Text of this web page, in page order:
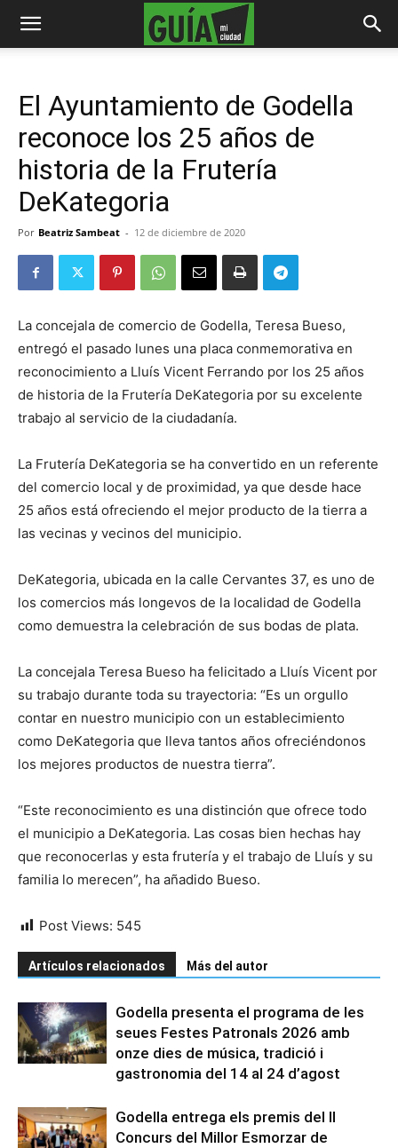
El Ayuntamiento de Godella
reconoce los 25 años de
historia de la Frutería
DeKategoria
Por Beatriz Sambeat - 12 de diciembre de 2020
La concejala de comercio de Godella, Teresa Bueso,
entregó el pasado lunes una placa conmemorativa en
reconocimiento a Lluís Vicent Ferrando por los 25 años
de historia de la Frutería DeKategoria por su excelente
trabajo al servicio de la ciudadanía.
La Frutería DeKategoria se ha convertido en un referente
del comercio local y de proximidad, ya que desde hace
25 años está ofreciendo el mejor producto de la tierra a
las vecinas y vecinos del municipio.
DeKategoria, ubicada en la calle Cervantes 37, es uno de
los comercios más longevos de la localidad de Godella
como demuestra la celebración de sus bodas de plata.
La concejala Teresa Bueso ha felicitado a Lluís Vicent por
su trabajo durante toda su trayectoria: “Es un orgullo
contar en nuestro municipio con un establecimiento
como DeKategoria que lleva tantos años ofreciéndonos
los mejores productos de nuestra tierra”.
“Este reconocimiento es una distinción que ofrece todo
el municipio a DeKategoria. Las cosas bien hechas hay
que reconocerlas y esta frutería y el trabajo de Lluís y su
familia lo merecen”, ha añadido Bueso.
Post Views: 545
Artículos relacionados Más del autor
Godella presenta el programa de les
seues Festes Patronals 2026 amb
onze dies de música, tradició i
gastronomia del 14 al 24 d’agost
Godella entrega els premis del II
Concurs del Millor Esmorzar de